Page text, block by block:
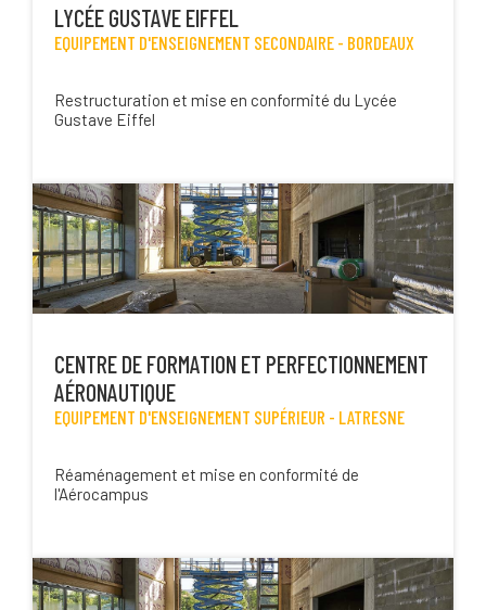
LYCÉE GUSTAVE EIFFEL
EQUIPEMENT D'ENSEIGNEMENT SECONDAIRE - BORDEAUX
Restructuration et mise en conformité du Lycée
Gustave Eiffel
CENTRE DE FORMATION ET PERFECTIONNEMENT
AÉRONAUTIQUE
EQUIPEMENT D'ENSEIGNEMENT SUPÉRIEUR - LATRESNE
Réaménagement et mise en conformité de
l'Aérocampus